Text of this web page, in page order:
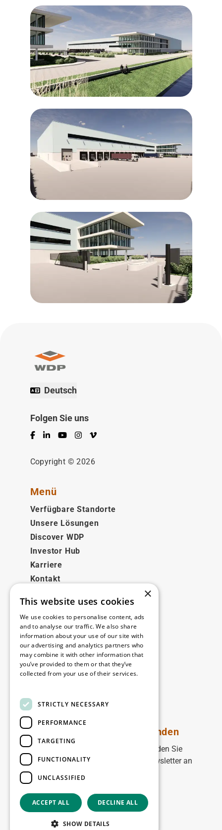
Deutsch
Folgen Sie uns
Facebook
LinkedInYouTubeInstagram
Vimeo
Copyright © 2026
Menü
Verfügbare Standorte
Unsere Lösungen
Discover WDP
Investor Hub
Karriere
Kontakt
Rechtliches
Disclaimer
Privacy policy
Cookie policy
Kontakt
Bleiben Sie auf dem Laufenden
Bleiben Sie auf dem Laufenden: Melden Sie
sich für unseren WDP Marketing-Newsletter an
Copyright © 2026
×
This website uses cookies
We use cookies to personalise content, ads
and to analyse our traffic. We also share
information about your use of our site with
our advertising and analytics partners who
may combine it with other information that
you’ve provided to them or that they’ve
collected from your use of their services.
STRICTLY NECESSARY
PERFORMANCE
TARGETING
FUNCTIONALITY
UNCLASSIFIED
ACCEPT ALL DECLINE ALL
SHOW DETAILS